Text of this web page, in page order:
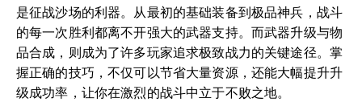
是征战沙场的利器。从最初的基础装备到极品神兵，战斗
的每一次胜利都离不开强大的武器支持。而武器升级与物
品合成，则成为了许多玩家追求极致战力的关键途径。掌
握正确的技巧，不仅可以节省大量资源，还能大幅提升升
级成功率，让你在激烈的战斗中立于不败之地。